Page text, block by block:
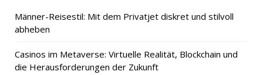
Männer-Reisestil: Mit dem Privatjet diskret und stilvoll
abheben
Casinos im Metaverse: Virtuelle Realität, Blockchain und
die Herausforderungen der Zukunft